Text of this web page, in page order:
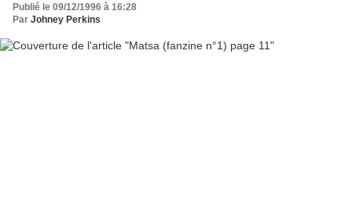
Publié le 09/12/1996 à 16:28
Par Johney Perkins